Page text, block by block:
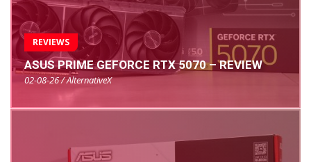
REVIEWS
ASUS PRIME GEFORCE RTX 5070 – REVIEW
02-08-26 / AlternativeX